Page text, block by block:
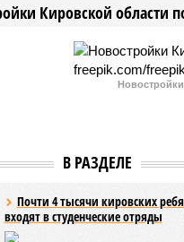
Кировской области
В РАЗДЕЛЕ
Почти 4 тысячи кировских
входят в студенческие отряды